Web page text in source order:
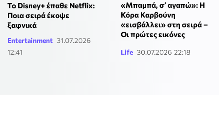
Το Disney+ έπαθε Netflix:
Ποια σειρά έκοψε
ξαφνικά
Entertainment 31.07.2026
12:41
«Μπαμπά, σ’ αγαπώ»: Η
Κόρα Καρβούνη
«εισβάλλει» στη σειρά –
Οι πρώτες εικόνες
Life 30.07.2026 22:18